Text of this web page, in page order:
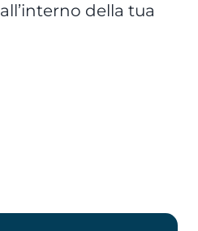
all’interno della tua